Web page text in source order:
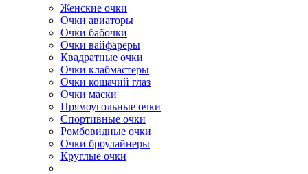
Женские очки
Очки авиаторы
Очки бабочки
Очки вайфареры
Квадратные очки
Очки клабмастеры
Очки кошачий глаз
Очки маски
Прямоугольные очки
Спортивные очки
Ромбовидные очки
Очки броулайнеры
Круглые очки